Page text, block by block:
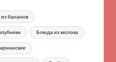
бананов
Блюда из молока